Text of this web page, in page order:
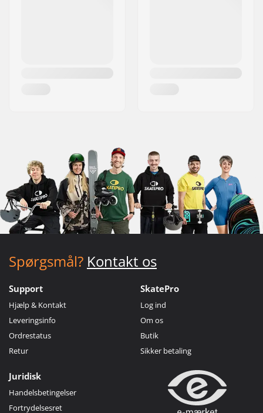
Spørgsmål? Kontakt os
Support
Hjælp & Kontakt
Leveringsinfo
Ordrestatus
Retur
SkatePro
Log ind
Om os
Butik
Sikker betaling
Juridisk
Handelsbetingelser
Fortrydelsesret